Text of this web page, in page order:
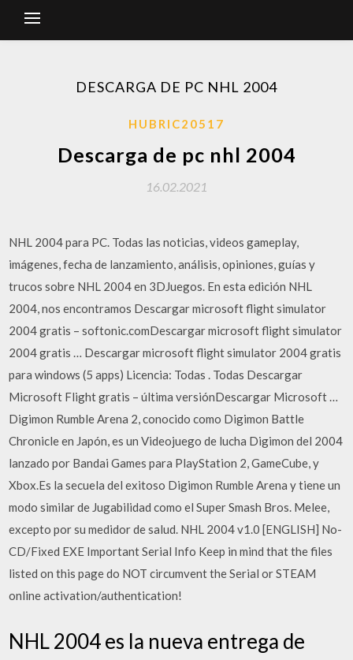
DESCARGA DE PC NHL 2004
HUBRIC20517
Descarga de pc nhl 2004
16.02.2021
NHL 2004 para PC. Todas las noticias, videos gameplay,
imágenes, fecha de lanzamiento, análisis, opiniones, guías y
trucos sobre NHL 2004 en 3DJuegos. En esta edición NHL
2004, nos encontramos Descargar microsoft flight simulator
2004 gratis – softonic.comDescargar microsoft flight simulator
2004 gratis … Descargar microsoft flight simulator 2004 gratis
para windows (5 apps) Licencia: Todas . Todas Descargar
Microsoft Flight gratis – última versiónDescargar Microsoft …
Digimon Rumble Arena 2, conocido como Digimon Battle
Chronicle en Japón, es un Videojuego de lucha Digimon del 2004
lanzado por Bandai Games para PlayStation 2, GameCube, y
Xbox.Es la secuela del exitoso Digimon Rumble Arena y tiene un
modo similar de Jugabilidad como el Super Smash Bros. Melee,
excepto por su medidor de salud. NHL 2004 v1.0 [ENGLISH] No-
CD/Fixed EXE Important Serial Info Keep in mind that the files
listed on this page do NOT circumvent the Serial or STEAM
online activation/authentication!
NHL 2004 es la nueva entrega de